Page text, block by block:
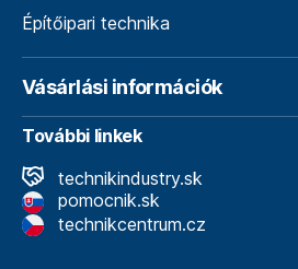
Építőipari technika
Vásárlási információk
További linkek
technikindustry.sk
pomocnik.sk
technikcentrum.cz